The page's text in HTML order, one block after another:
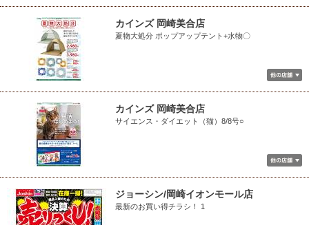
カインズ 岡崎美合店
夏物大処分 ポップアップテント+水物〇
カインズ 岡崎美合店
サイエンス・ダイエット（猫）8/8号○
ジョーシン/岡崎イオンモール店
最新のお買い得チラシ！ 1